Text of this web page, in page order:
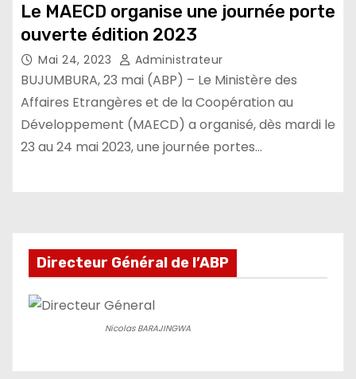
Le MAECD organise une journée porte
ouverte édition 2023
Mai 24, 2023 Administrateur
BUJUMBURA, 23 mai (ABP) – Le Ministère des
Affaires Etrangères et de la Coopération au
Développement (MAECD) a organisé, dès mardi le
23 au 24 mai 2023, une journée portes…
Directeur Général de l’ABP
Nicolas BARAJINGWA